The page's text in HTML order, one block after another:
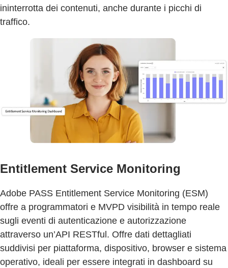
ininterrotta dei contenuti, anche durante i picchi di
traffico.
Entitlement Service Monitoring
Adobe PASS Entitlement Service Monitoring (ESM)
offre a programmatori e MVPD visibilità in tempo reale
sugli eventi di autenticazione e autorizzazione
attraverso un’API RESTful. Offre dati dettagliati
suddivisi per piattaforma, dispositivo, browser e sistema
operativo, ideali per essere integrati in dashboard su